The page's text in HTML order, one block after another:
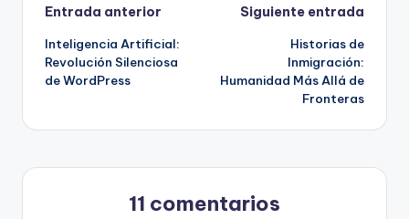
Navegación
de
entradas
Entrada anterior
Inteligencia Artificial:
Revolución Silenciosa
de WordPress
Siguiente entrada
Historias de
Inmigración:
Humanidad Más Allá de
Fronteras
11 comentarios